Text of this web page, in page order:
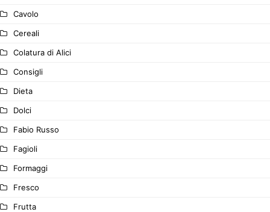
Cavolo
Cereali
Colatura di Alici
Consigli
Dieta
Dolci
Fabio Russo
Fagioli
Formaggi
Fresco
Frutta